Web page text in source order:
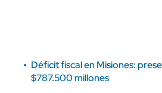
Déficit fiscal en Misiones:
$787.500 millones